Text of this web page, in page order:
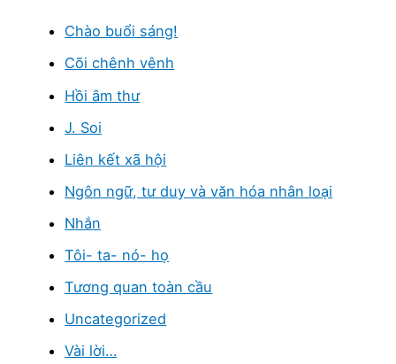
Chào buổi sáng!
Cõi chênh vênh
Hồi âm thư
J. Soi
Liên kết xã hội
Ngôn ngữ, tư duy và văn hóa nhân loại
Nhắn
Tôi- ta- nó- họ
Tương quan toàn cầu
Uncategorized
Vài lời…